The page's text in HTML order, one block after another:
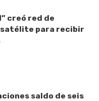
creó red de
satélite para recibir
saldo de seis